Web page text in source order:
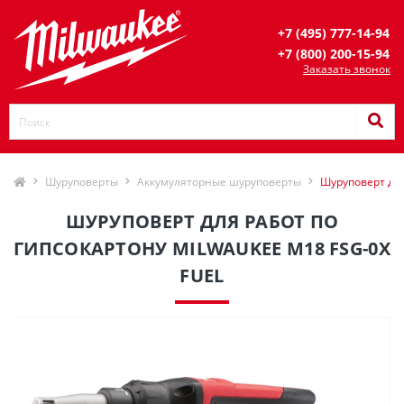
+7 (495) 777-14-94
+7 (800) 200-15-94
Заказать звонок
Шуруповерты Аккумуляторные шуруповерты Шуруповерт
ШУРУПОВЕРТ ДЛЯ РАБОТ ПО
ГИПСОКАРТОНУ MILWAUKEE M18 FSG-0X
FUEL